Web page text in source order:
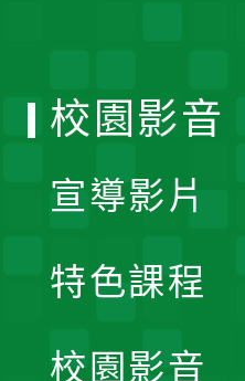
校園影音
宣導影片
特色課程
校園影音